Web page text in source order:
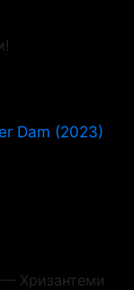
Dam (2023)
Хризантеми